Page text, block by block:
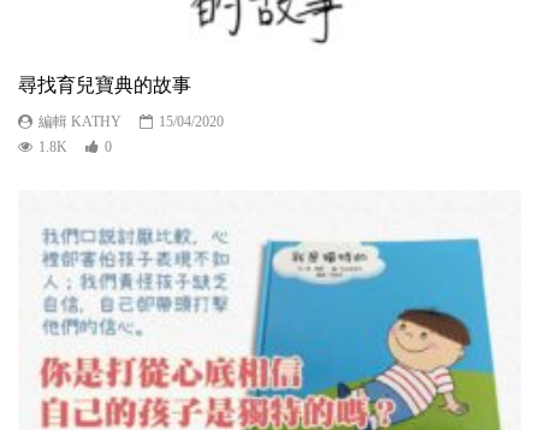
尋找育兒寶典的故事
編輯 KATHY
15/04/2020
1.8K
0